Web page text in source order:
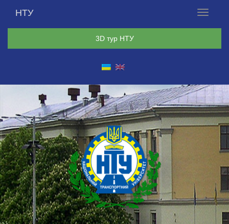
Меню
НТУ
3D тур НТУ